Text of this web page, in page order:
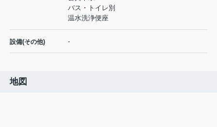
バス・トイレ別
温水洗浄便座
設備(その他) -
地図